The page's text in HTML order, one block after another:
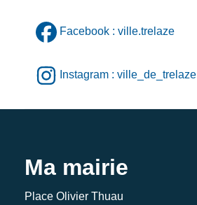
Facebook : ville.trelaze
Instagram : ville_de_trelaze
Ma mairie
Place Olivier Thuau